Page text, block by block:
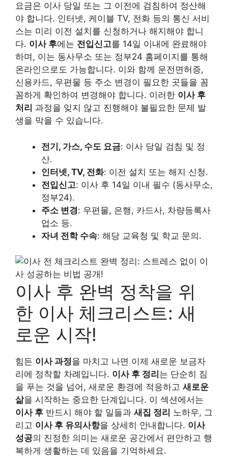
요금은 이사 당일 또는 그 이전에 검침하여 정산해
야 합니다. 인터넷, 케이블 TV, 전화 등의 통신 서비
스는 미리 이전 설치를 신청하거나 해지해야 합니
다. 이사 후에는 전입신고를 14일 이내에 완료해야
하며, 이는 동사무소 또는 정부24 홈페이지를 통해
온라인으로도 가능합니다. 이와 함께 운전면허증,
신용카드, 우편물 등 주소 변경이 필요한 곳들을 꼼
꼼하게 확인하여 변경해야 합니다. 이러한 이사 후
처리 과정을 잊지 않고 진행해야 불필요한 문제 발
생을 막을 수 있습니다.
전기, 가스, 수도 요금: 이사 당일 검침 및 정
산.
인터넷, TV, 전화: 이전 설치 또는 해지 신청.
전입신고: 이사 후 14일 이내 필수 (동사무소,
정부24).
주소 변경: 우편물, 은행, 카드사, 차량등록사
업소 등.
자녀 전학 수속: 해당 교육청 및 학교 문의.
이사 후 완벽 정착을 위
한 이사 체크리스트: 새
로운 시작!
힘든 이사 과정을 마치고 나면 이제 새로운 보금자
리에 정착할 차례입니다. 이사 후 정리 는 단순히 짐
을 푸는 것을 넘어, 새로운 환경에 적응하고 새로운
삶을 시작하는 중요한 단계입니다. 이 섹션에서는
이사 후 반드시 해야 할 일들과 새집 정리 노하우, 그
리고 이사 후 유의사항을 상세히 안내합니다. 이사
성공의 진정한 의미는 새로운 공간에서 편안하고 행
복하게 생활하는 데 있음을 기억하세요.